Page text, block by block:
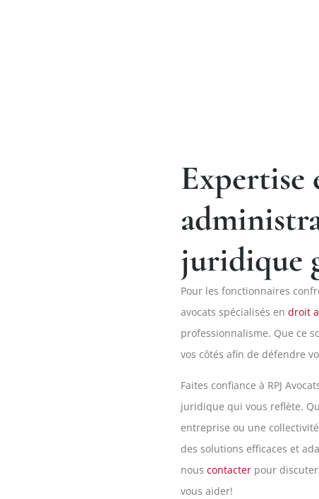
Expertise
juridique
Pour les fonctionnaires
avocats spécialisés endroit
professionnalisme. Que ce
vos côtés afin de défendre
Faites confiance à RPJ
juridique qui vous reflète.
entreprise ou une
des solutions efficaces et
nouscontacter pour
vous aider!